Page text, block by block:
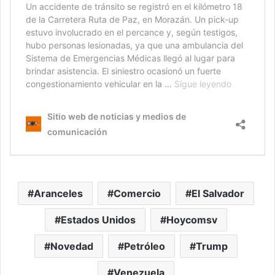
Aranceles Comercio El Salvador
Estados Unidos Hoycomsv
Novedad Petróleo Trump